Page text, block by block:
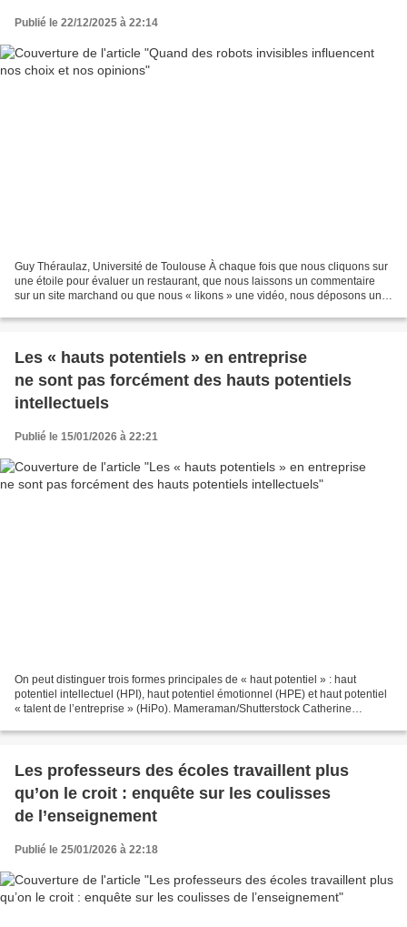
Publié le 22/12/2025 à 22:14
Guy Théraulaz, Université de Toulouse À chaque fois que nous cliquons sur
une étoile pour évaluer un restaurant, que nous laissons un commentaire
sur un site marchand ou que nous « likons » une vidéo, nous déposons une
Les « hauts potentiels » en entreprise
ne sont pas forcément des hauts potentiels
intellectuels
Publié le 15/01/2026 à 22:21
On peut distinguer trois formes principales de « haut potentiel » : haut
potentiel intellectuel (HPI), haut potentiel émotionnel (HPE) et haut potentiel
« talent de l’entreprise » (HiPo). Mameraman/Shutterstock Catherine
Les professeurs des écoles travaillent plus
qu’on le croit : enquête sur les coulisses
de l’enseignement
Publié le 25/01/2026 à 22:18